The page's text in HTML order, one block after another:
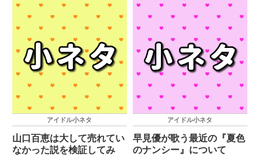
の人がご存知のことでしょう。世間では
た。1990年代に何があったのかを考えた
アイドル小ネタ
山口百恵は大して売れてい
なかった説を検証してみ
アイドル小ネタ
早見優が歌う最近の『夏色
のナンシー』について